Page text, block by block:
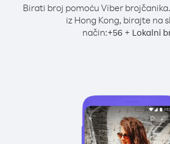
Birati broj pomoću Viber brojčanika.
iz Hong Kong, birajte na
način:+56 + Lokalni